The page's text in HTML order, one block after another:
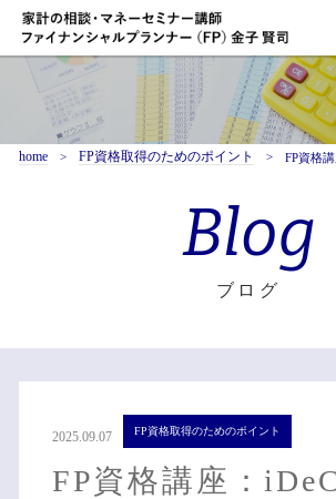
home FP資格取得のためのポイント FP資格
Blog
ブログ
2025.09.07 FP資格取得のためのポイント
FP資格講座：